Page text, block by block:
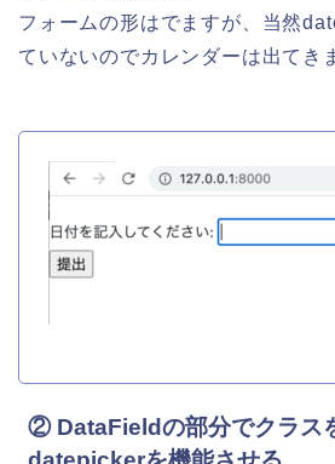
フォームの形はでますが、当然
ていないのでカレンダーは出てき
② DataFieldの部分でクラス